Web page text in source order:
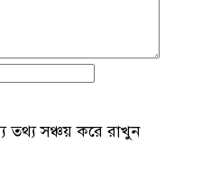
তথ্য সঞ্চয় করে রাখুন